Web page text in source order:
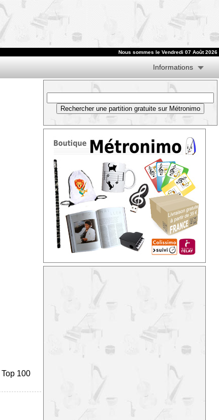
Nous sommes le Vendredi 07 Août 2026
Informations
Top 100